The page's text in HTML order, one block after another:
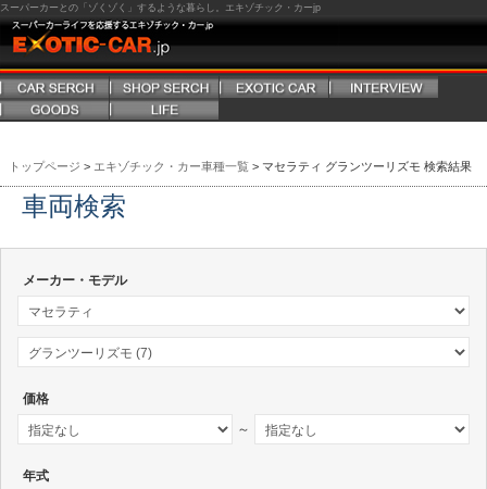
スーパーカーとの「ゾくゾく」するような暮らし。エキゾチック・カーjp
トップページ > エキゾチック・カー車種一覧 > マセラティ グランツーリズモ 検索結果
車両検索
メーカー・モデル
価格
～
年式